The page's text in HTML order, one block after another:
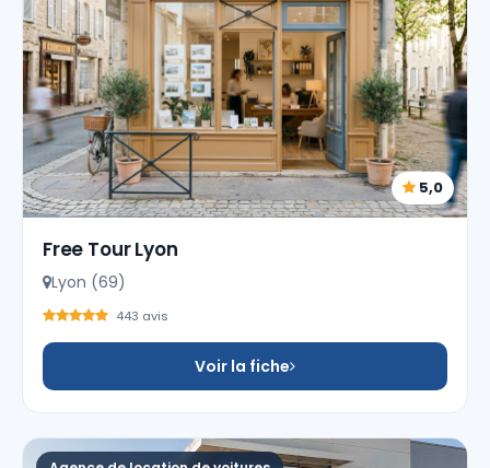
5,0
Free Tour Lyon
Lyon (69)
443 avis
Voir la fiche